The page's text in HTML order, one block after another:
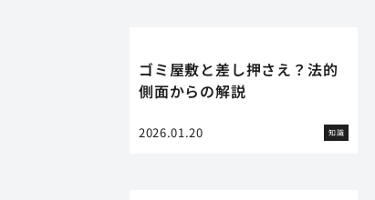
ゴミ屋敷と差し押さえ？法的
側面からの解説
2026.01.20 知識